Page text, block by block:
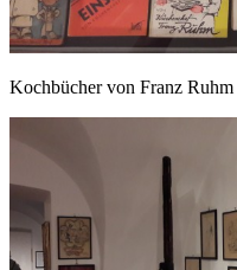
Kochbücher von Franz Ruhm